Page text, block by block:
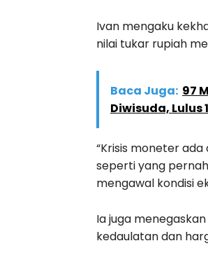
Ivan mengaku
nilai tukar rupiah
Baca Juga: 97
Diwisuda, Lulus
“Krisis moneter
seperti yang
mengawal kondisi
Ia juga
kedaulatan dan